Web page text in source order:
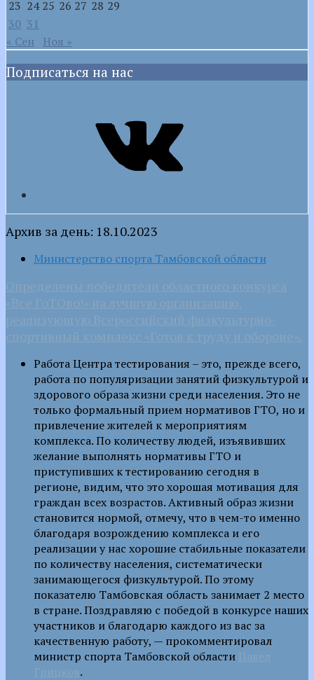
23 24 25 26 27 28 29
30 31
« Сен
Ноя »
Подписаться на нас
Архив за день: 18.10.2023
Министерство спорта Тамбовской области
Определены победители областного конкурса
«Все ГоТОво!» на лучшую организацию,
реализующую Всероссийский физкультурно-
спортивный комплекс «Готов к труду и обороне».
Работа Центра тестирования – это, прежде всего,
работа по популяризации занятий физкультурой и
здорового образа жизни среди населения. Это не
только формальный прием нормативов ГТО, но и
привлечение жителей к мероприятиям
комплекса. По количеству людей, изъявивших
желание выполнять нормативы ГТО и
приступивших к тестированию сегодня в
регионе, видим, что это хорошая мотивация для
граждан всех возрастов. Активный образ жизни
становится нормой, отмечу, что в чем-то именно
благодаря возрождению комплекса и его
реализации у нас хорошие стабильные показатели
по количеству населения, систематически
занимающегося физкультурой. По этому
показателю Тамбовская область занимает 2 место
в стране. Поздравляю с победой в конкурсе наших
участников и благодарю каждого из вас за
качественную работу, — прокомментировал
министр спорта Тамбовской области Павел
Грицков.